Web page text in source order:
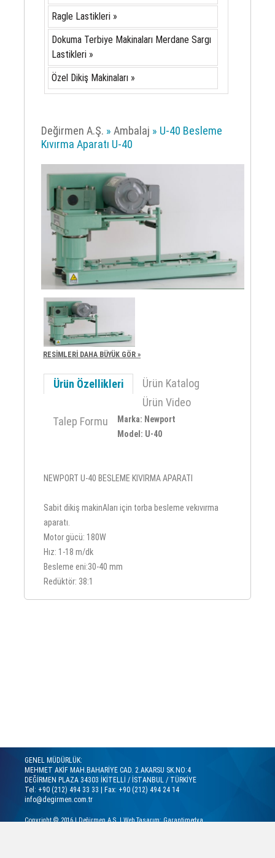
Ragle Lastikleri »
Dokuma Terbiye Makinaları Merdane Sargı
Lastikleri »
Özel Dikiş Makinaları »
Değirmen A.Ş. » Ambalaj » U-40 Besleme
Kıvırma Aparatı U-40
RESİMLERİ DAHA BÜYÜK GÖR »
Ürün Özellikleri
Ürün Katalog
Ürün Video
Talep Formu
Marka: Newport
Model: U-40
NEWPORT U-40 BESLEME KIVIRMA APARATI
Sabit dikiş makinAları için torba besleme vekıvırma
aparatı.
Motor gücü: 180W
Hız: 1-18 m/dk
Besleme eni:30-40 mm
Redüktör: 38:1
GENEL MÜDÜRLÜK:
MEHMET AKİF MAH.BAHARİYE CAD. 2.AKARSU SK.NO:4
DEĞİRMEN PLAZA 34303 İKİTELLİ / İSTANBUL / TÜRKİYE
Tel: +90 (212) 494 33 33 | Fax: +90 (212) 494 24 14
info@degirmen.com.tr
Copyright © 2016 |Değirmen A.Ş.|Web Tasarım: Garantimedya